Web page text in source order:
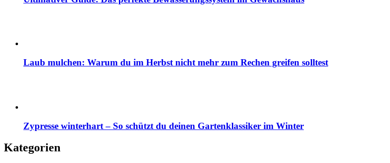
Laub mulchen: Warum du im Herbst nicht mehr zum Rechen greifen solltest
Zypresse winterhart – So schützt du deinen Gartenklassiker im Winter
Kategorien